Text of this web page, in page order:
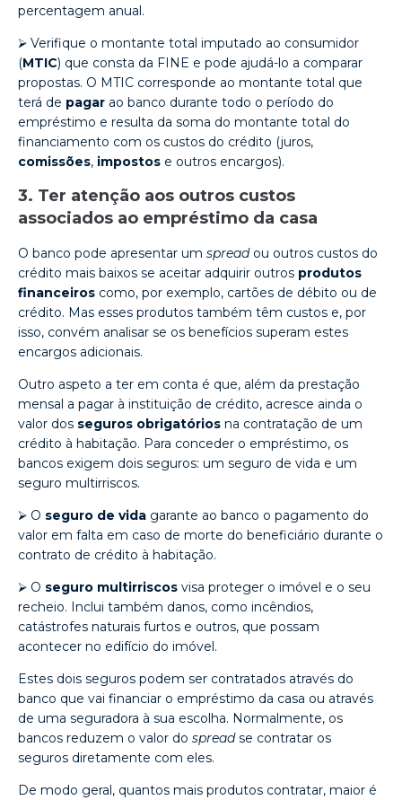
percentagem anual.
⮚ Verifique o montante total imputado ao consumidor
(MTIC) que consta da FINE e pode ajudá-lo a comparar
propostas. O MTIC corresponde ao montante total que
terá de pagar ao banco durante todo o período do
empréstimo e resulta da soma do montante total do
financiamento com os custos do crédito (juros,
comissões, impostos e outros encargos).
3. Ter atenção aos outros custos
associados ao empréstimo da casa
O banco pode apresentar um spreadou outros custos do
crédito mais baixos se aceitar adquirir outros produtos
financeiros como, por exemplo, cartões de débito ou de
crédito. Mas esses produtos também têm custos e, por
isso, convém analisar se os benefícios superam estes
encargos adicionais.
Outro aspeto a ter em conta é que, além da prestação
mensal a pagar à instituição de crédito, acresce ainda o
valor dos seguros obrigatórios na contratação de um
crédito à habitação. Para conceder o empréstimo, os
bancos exigem dois seguros: um seguro de vida e um
seguro multirriscos.
⮚ O seguro de vida garante ao banco o pagamento do
valor em falta em caso de morte do beneficiário durante o
contrato de crédito à habitação.
⮚ O seguro multirriscos visa proteger o imóvel e o seu
recheio. Inclui também danos, como incêndios,
catástrofes naturais furtos e outros, que possam
acontecer no edifício do imóvel.
Estes dois seguros podem ser contratados através do
banco que vai financiar o empréstimo da casa ou através
de uma seguradora à sua escolha. Normalmente, os
bancos reduzem o valor do spreadse contratar os
seguros diretamente com eles.
De modo geral, quantos mais produtos contratar, maior é